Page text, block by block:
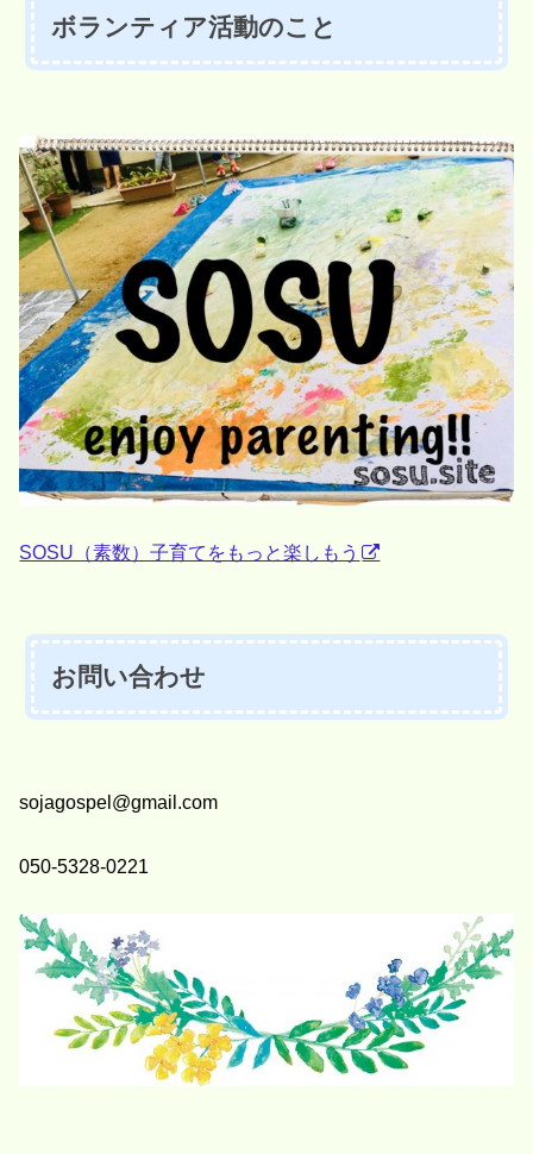
ボランティア活動のこと
SOSU（素数）子育てをもっと楽しもう
お問い合わせ
sojagospel@gmail.com
050-5328-0221